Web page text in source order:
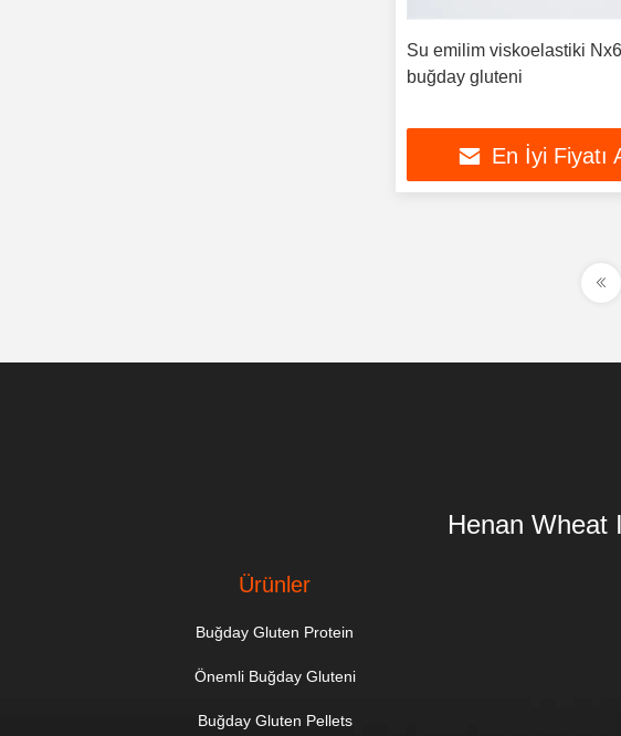
Su emilim viskoelastiki
buğday gluteni
En İyi Fiyatı
Henan Wheat
Ürünler
Buğday Gluten Protein
Önemli Buğday Gluteni
Buğday Gluten Pellets